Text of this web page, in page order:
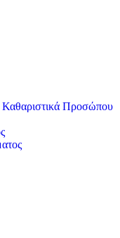
Καθαριστικά Προσώπου